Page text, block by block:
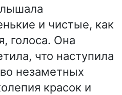
и чистые, как
голоса. Она
что наступила
незаметных
красок и